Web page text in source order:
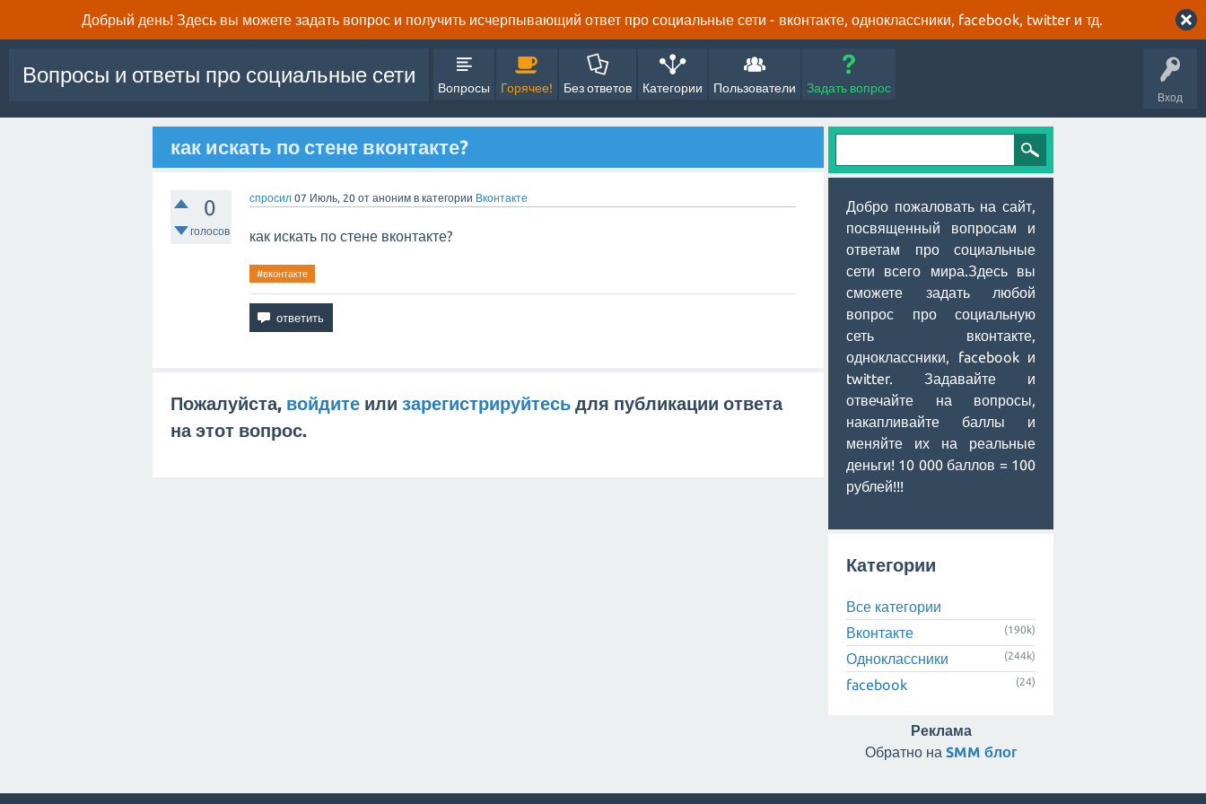
Добрый день! Здесь вы можете задать вопрос и получить исчерпывающий ответ про социальные сети - вконтакте, одноклассники, facebook, twitter и тд.
Вход
Вопросы и ответы про социальные сети
Вопросы Горячее! Без ответов Категории Пользователи Задать вопрос
как искать по стене вконтакте?
0
голосов
спросил 07 Июль, 20 от аноним в категории Вконтакте
как искать по стене вконтакте?
#вконтакте
Пожалуйста, войдите или зарегистрируйтесь для публикации ответа
на этот вопрос.
Добро пожаловать на сайт,
посвященный вопросам и
ответам про социальные
сети всего мира.Здесь вы
сможете задать любой
вопрос про социальную
сеть вконтакте,
одноклассники, facebook и
twitter. Задавайте и
отвечайте на вопросы,
накапливайте баллы и
меняйте их на реальные
деньги! 10 000 баллов = 100
рублей!!!
Категории
Все категории
Вконтакте
(190k)
Одноклассники (244k)
facebook (24)
Реклама
Обратно на SMM блог